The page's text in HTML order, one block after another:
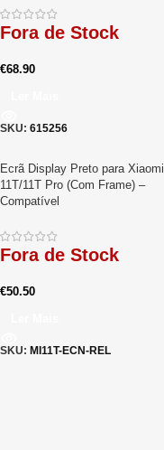
Fora de Stock
€68.90
SKU: 615256
Ecrã Display Preto para Xiaomi
11T/11T Pro (Com Frame) –
Compatível
Fora de Stock
€50.50
SKU: MI11T-ECN-REL